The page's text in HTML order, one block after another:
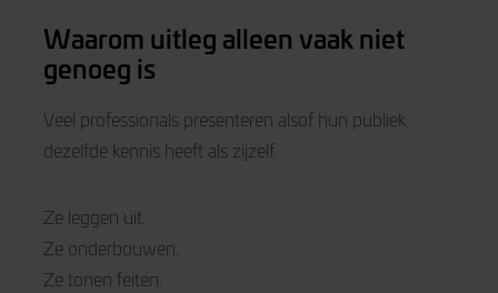
Waarom uitleg alleen vaak niet
genoeg is
Veel professionals presenteren alsof hun publiek
dezelfde kennis heeft als zijzelf.
Ze leggen uit.
Ze onderbouwen.
Ze tonen feiten.